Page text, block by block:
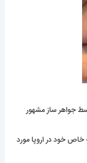
در فرانسه توسط جواهر ساز مشهور
خاص خود در اروپا مورد